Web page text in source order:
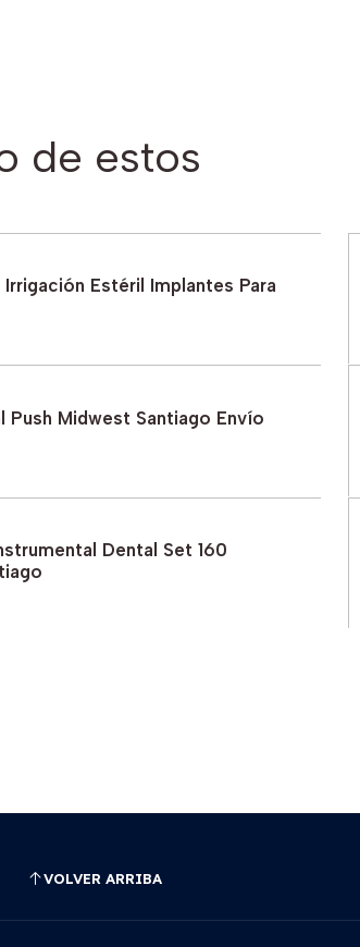
de estos
Irrigación Estéril Implantes Para
Push Midwest Santiago Envío
Dental Set 160
VOLVER ARRIBA